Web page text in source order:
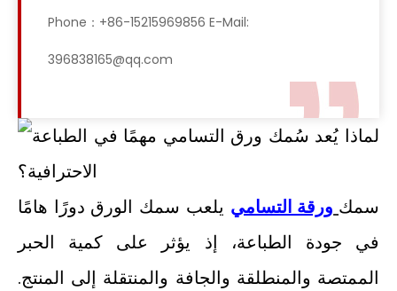
Phone：+86-15215969856 E-Mail:
396838165@qq.com
سمك ورقة التسامي يلعب سمك الورق دورًا هامًا
في جودة الطباعة، إذ يؤثر على كمية الحبر
الممتصة والمنطلقة والجافة والمنتقلة إلى المنتج.